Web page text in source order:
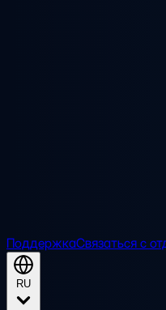
ПоддержкаСвязаться с
RU